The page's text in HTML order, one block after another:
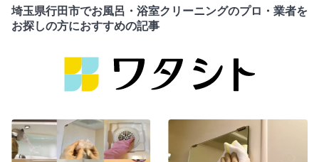
埼玉県行田市でお風呂・浴室クリーニングのプロ・業者を
お探しの方におすすめの記事